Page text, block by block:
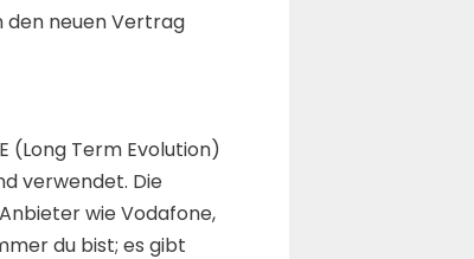
den neuen Vertrag
(Long Term Evolution)
verwendet. Die
wie Vodafone,
du bist; es gibt